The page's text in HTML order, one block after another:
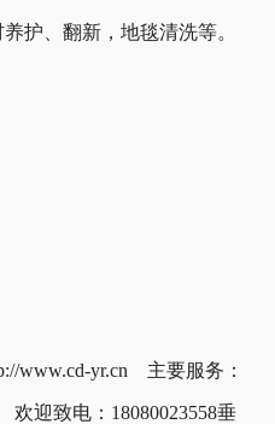
护、翻新，地毯清洗等。
www.cd-yr.cn 主要服务：
迎致电：18080023558垂